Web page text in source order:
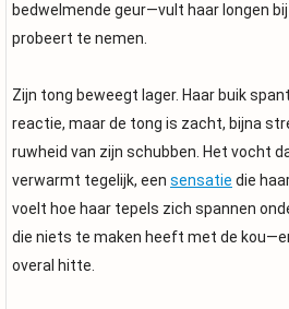
bedwelmende geur—vult haar longen
probeert te nemen.
Zijn tong beweegt lager. Haar buik
reactie, maar de tong is zacht, bijna
ruwheid van zijn schubben. Het vocht
verwarmt tegelijk, een sensatie die
voelt hoe haar tepels zich spannen
die niets te maken heeft met de
overal hitte.